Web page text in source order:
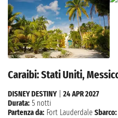
Caraibi: Stati Uniti,
DISNEY DESTINY
24 APR 2027
Durata: 5 notti
Partenza da: Fort Lauderdale Sbarco: